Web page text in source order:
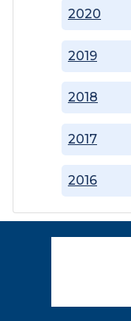
2016
2017
2018
2019
2020